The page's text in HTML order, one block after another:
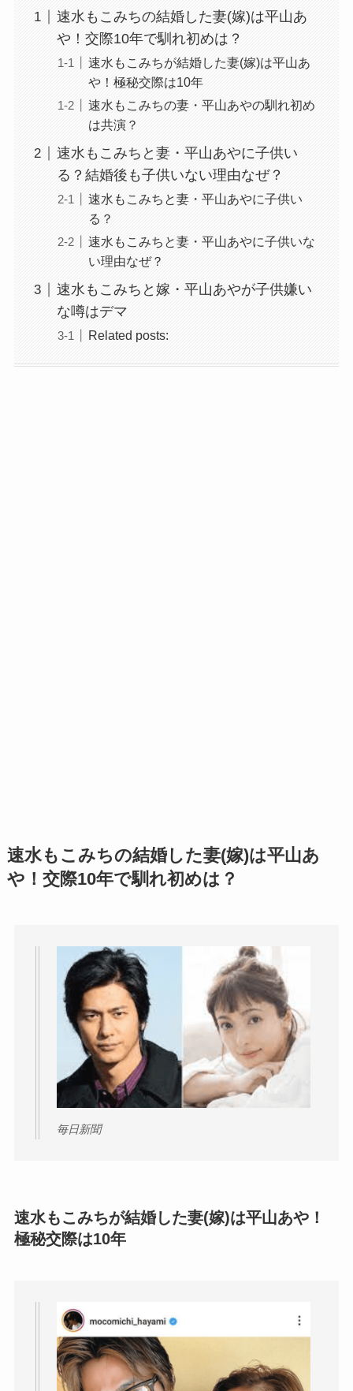
速水もこみちの結婚した妻(嫁)は平山あ
や！交際10年で馴れ初めは？
速水もこみちが結婚した妻(嫁)は平山あ
や！極秘交際は10年
速水もこみちの妻・平山あやの馴れ初め
は共演？
速水もこみちと妻・平山あやに子供い
る？結婚後も子供いない理由なぜ？
速水もこみちと妻・平山あやに子供い
る？
速水もこみちと妻・平山あやに子供いな
い理由なぜ？
速水もこみちと嫁・平山あやが子供嫌い
な噂はデマ
Related posts:
速水もこみちの結婚した妻(嫁)は平山あ
や！交際10年で馴れ初めは？
毎日新聞
速水もこみちが結婚した妻(嫁)は平山あや！
極秘交際は10年